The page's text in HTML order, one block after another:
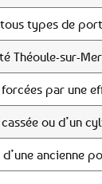
types de
Théoule-sur-Mer
par une
ou d’un
ancienne